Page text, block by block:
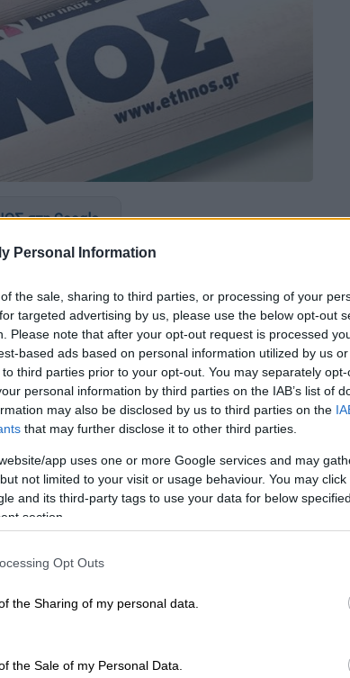
Personal Information
the sale, sharing to third parties, or processing of your
targeted advertising by us, please use the below opt-out
Please note that after your opt-out request is processed
based ads based on personal information utilized by us
third parties prior to your opt-out. You may separately
personal information by third parties on the IAB’s list of
may also be disclosed by us to third parties on the
that may further disclose it to other third parties.
app uses one or more Google services and may
not limited to your visit or usage behaviour. You may
and its third-party tags to use your data for below
section.
Opt Outs
the Sharing of my personal data.
the Sale of my Personal Data.
στη Google
Κώδικα και ακύρωση της απλής
πρώτες κυβερνητικές
παραλαβής στα υπουργεία